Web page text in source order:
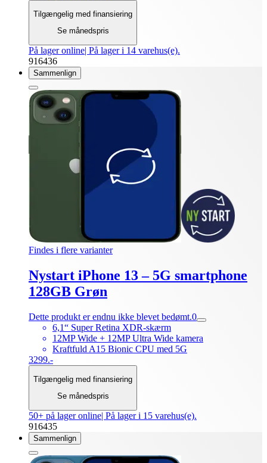
Tilgængelig med finansiering
Se månedspris
På lager online| På lager i 14 varehus(e).
916436
Sammenlign
Findes i flere varianter
Nystart iPhone 13 – 5G smartphone
128GB Grøn
Dette produkt er endnu ikke blevet bedømt.0
6,1“ Super Retina XDR-skærm
12MP Wide + 12MP Ultra Wide kamera
Kraftfuld A15 Bionic CPU med 5G
3299.-
Tilgængelig med finansiering
Se månedspris
50+ på lager online| På lager i 15 varehus(e).
916435
Sammenlign